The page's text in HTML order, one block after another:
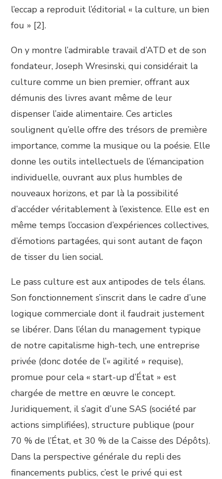
l’eccap a reproduit l’éditorial « la culture, un bien
fou » [2].
On y montre l’admirable travail d’ATD et de son
fondateur, Joseph Wresinski, qui considérait la
culture comme un bien premier, offrant aux
démunis des livres avant même de leur
dispenser l’aide alimentaire. Ces articles
soulignent qu’elle offre des trésors de première
importance, comme la musique ou la poésie. Elle
donne les outils intellectuels de l’émancipation
individuelle, ouvrant aux plus humbles de
nouveaux horizons, et par là la possibilité
d’accéder véritablement à l’existence. Elle est en
même temps l’occasion d’expériences collectives,
d’émotions partagées, qui sont autant de façon
de tisser du lien social.
Le pass culture est aux antipodes de tels élans.
Son fonctionnement s’inscrit dans le cadre d’une
logique commerciale dont il faudrait justement
se libérer. Dans l’élan du management typique
de notre capitalisme high-tech, une entreprise
privée (donc dotée de l’« agilité » requise),
promue pour cela « start-up d’État » est
chargée de mettre en œuvre le concept.
Juridiquement, il s’agit d’une SAS (société par
actions simplifiées), structure publique (pour
70 % de l’État, et 30 % de la Caisse des Dépôts).
Dans la perspective générale du repli des
financements publics, c’est le privé qui est